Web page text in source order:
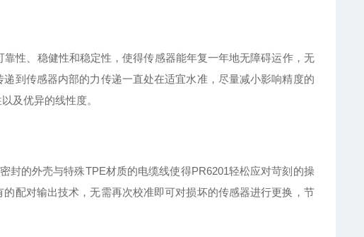
靠性 稳健性和稳定性，使得传感器能年复一年地无障碍运作，无
到传感器内部的力传递一直处在适宜水准，尽量减小影响精度的
及优异的线性度。
封的外壳与特殊TPE材质的电缆线使得PR6201轻松应对苛刻的操
配对输出技术，无需再次校准即可对损坏的传感器进行更换，节